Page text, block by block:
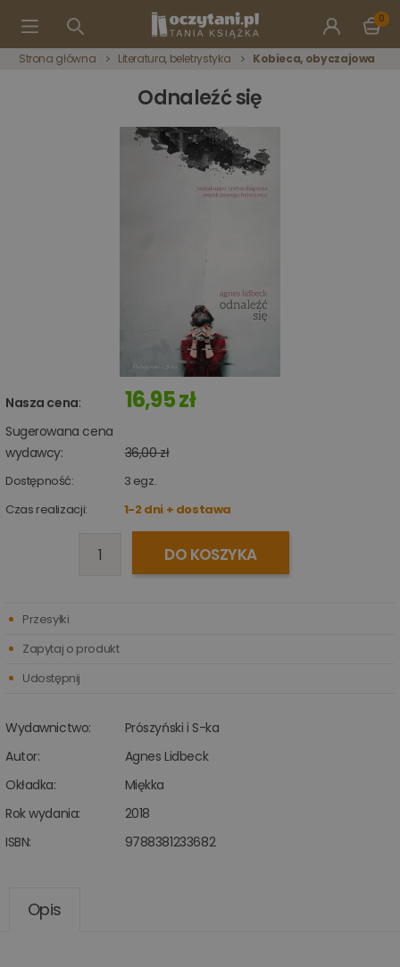
0
Strona główna Literatura, beletrystyka Kobieca, obyczajowa
Odnaleźć się
Nasza cena: 16,95 zł
Sugerowana cena
wydawcy:
36,00 zł
Dostępność: 3 egz.
Czas realizacji:
1-2 dni + dostawa
DO KOSZYKA
Wydawnictwo:
Prószyński i S-ka
Autor:
Agnes Lidbeck
Okładka:
Miękka
Rok wydania:
2018
ISBN:
9788381233682
Przesyłki
Zapytaj o produkt
Udostępnij
Opis